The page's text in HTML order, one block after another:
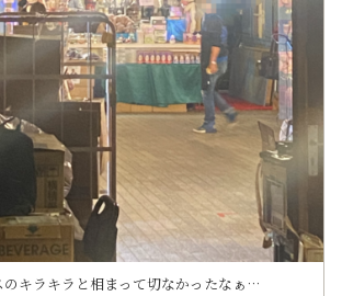
のキラキラと相まって切なかったなぁ…